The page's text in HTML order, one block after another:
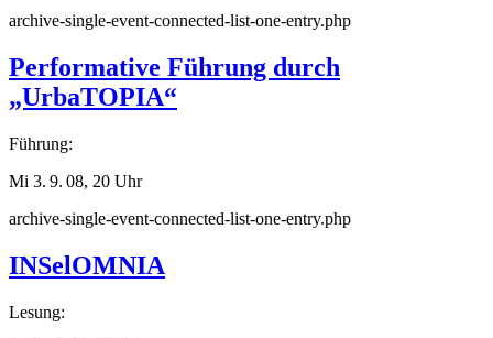
archive-single-event-connected-list-one-entry.php
Performative Führung durch
„UrbaTOPIA“
Führung:
Mi 3. 9. 08, 20 Uhr
archive-single-event-connected-list-one-entry.php
INSelOMNIA
Lesung: